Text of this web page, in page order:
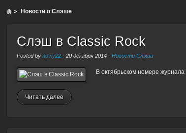
» Новости о Слэше
Слэш в Classic Rock
Posted bynoviy22 -20 декабря 2014 -Новости Слэша
В октябрьском номере
Читать далее